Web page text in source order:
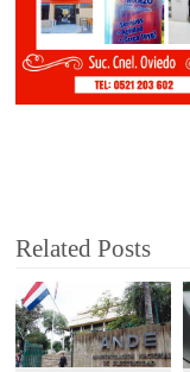
Related Posts